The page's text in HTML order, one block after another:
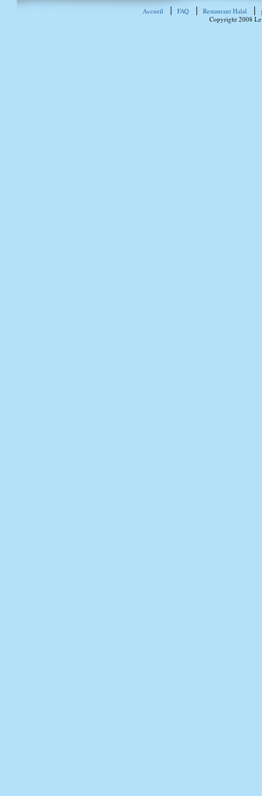
Accueil FAQ Restaurant Halal
Copyright 2008